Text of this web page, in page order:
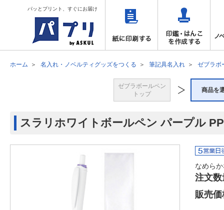
パッとプリント、すぐにお届け
ホーム 名入れ・ノベルティグッズをつくる 筆記具名入れ ゼブラボ
ゼブラボールペン
トップ
商品を
スラリホワイトボールペン パープル
なめら
注文数
販売価